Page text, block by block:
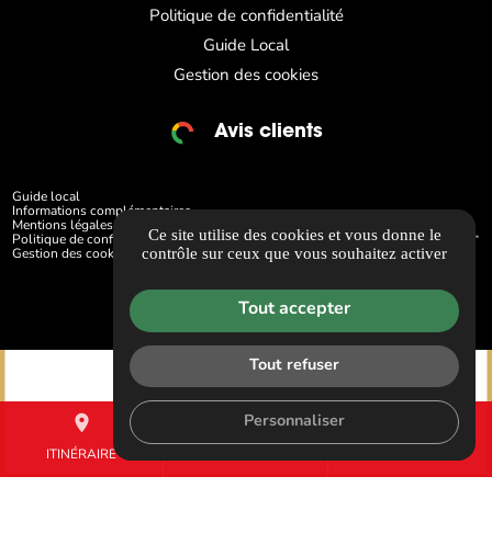
place
ITINÉRAIRE
mail
Politique de confidentialité
Guide Local
Gestion des cookies
Avis clients
Guide local
Informations complémentaires
Mentions légales
Politique de confidentialité
Gestion des cookies
Ce site utilise des cookies et vous donne le
contrôle sur ceux que vous souhaitez activer
Tout accepter
Tout refuser
Personnaliser